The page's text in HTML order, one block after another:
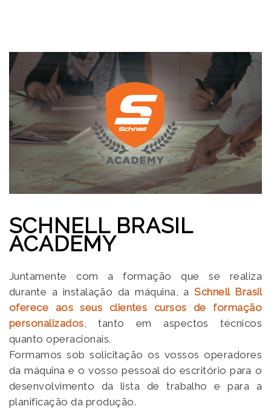
SCHNELL BRASIL
ACADEMY
Juntamente com a formação que se realiza
durante a instalação da máquina, aSchnell Brasil
oferece aos seus clientes cursos de formação
personalizados , tanto em aspectos técnicos
quanto operacionais.
Formamos sob solicitação os vossos operadores
da máquina e o vosso pessoal do escritório para o
desenvolvimento da lista de trabalho e para a
planificação da produção.